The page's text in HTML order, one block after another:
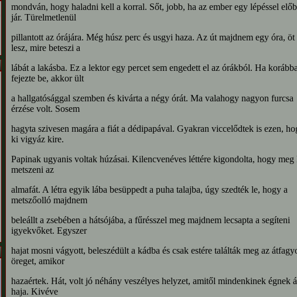
mondván, hogy haladni kell a korral. Sőt, jobb, ha az ember egy lépéssel
jár. Türelmetlenül
pillantott az órájára. Még húsz perc és usgyi haza. Az út majdnem egy óra, öt
lesz, mire beteszi a
lábát a lakásba. Ez a lektor egy percet sem engedett el az órákból. Ha
fejezte be, akkor ült
a hallgatósággal szemben és kivárta a négy órát. Ma valahogy nagyon furcsa
érzése volt. Sosem
hagyta szivesen magára a fiát a dédipapával. Gyakran viccelődtek is ezen,
ki vigyáz kire.
Papinak ugyanis voltak húzásai. Kilencvenéves léttére kigondolta, hogy meg
metszeni az
almafát. A létra egyik lába besüppedt a puha talajba, úgy szedték le, hogy a
metszőolló majdnem
beleállt a zsebében a hátsójába, a fűrésszel meg majdnem lecsapta a segíteni
igyekvőket. Egyszer
hajat mosni vágyott, beleszédült a kádba és csak estére találták meg az
öreget, amikor
hazaértek. Hát, volt jó néhány veszélyes helyzet, amitől mindenkinek égnek
haja. Kivéve